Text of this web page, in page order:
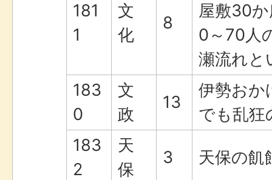
181
1
文
化
8
屋敷30
0～70人
瀬流れと
183
0
文
政
13
伊勢おか
でも乱狂
183
2
天
保
3 天保の飢